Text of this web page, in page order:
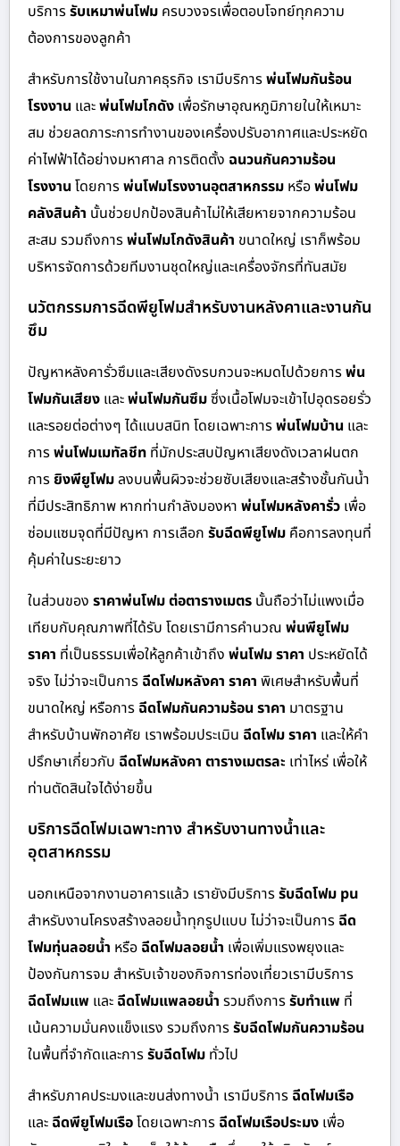
บริการรับเหมาพ่นโฟม ครบวงจรเพื่อตอบโจทย์ทุกความ
ต้องการของลูกค้า
สำหรับการใช้งานในภาคธุรกิจ เรามีบริการพ่นโฟมกันร้อน
โรงงาน และพ่นโฟมโกดัง เพื่อรักษาอุณหภูมิภายในให้เหมาะ
สม ช่วยลดภาระการทำงานของเครื่องปรับอากาศและประหยัด
ค่าไฟฟ้าได้อย่างมหาศาล การติดตั้ง ฉนวนกันความร้อน
โรงงาน โดยการพ่นโฟมโรงงานอุตสาหกรรม หรือพ่นโฟม
คลังสินค้า นั้นช่วยปกป้องสินค้าไม่ให้เสียหายจากความร้อน
สะสม รวมถึงการพ่นโฟมโกดังสินค้า ขนาดใหญ่ เราก็พร้อม
บริหารจัดการด้วยทีมงานชุดใหญ่และเครื่องจักรที่ทันสมัย
นวัตกรรมการฉีดพียูโฟมสำหรับงานหลังคาและงานกัน
ซึม
ปัญหาหลังคารั่วซึมและเสียงดังรบกวนจะหมดไปด้วยการพ่น
โฟมกันเสียง และพ่นโฟมกันซึมซึ่งเนื้อโฟมจะเข้าไปอุดรอยรั่ว
และรอยต่อต่างๆ ได้แนบสนิท โดยเฉพาะการพ่นโฟมบ้าน และ
การพ่นโฟมเมทัลชีท ที่มักประสบปัญหาเสียงดังเวลาฝนตก
การยิงพียูโฟมลงบนพื้นผิวจะช่วยซับเสียงและสร้างชั้นกันน้ำ
ที่มีประสิทธิภาพ หากท่านกำลังมองหา พ่นโฟมหลังคารั่ว เพื่อ
ซ่อมแซมจุดที่มีปัญหา การเลือก รับฉีดพียูโฟม คือการลงทุนที่
คุ้มค่าในระยะยาว
ในส่วนของ ราคาพ่นโฟม ต่อตารางเมตร นั้นถือว่าไม่แพงเมื่อ
เทียบกับคุณภาพที่ได้รับ โดยเรามีการคำนวณ พ่นพียูโฟม
ราคา ที่เป็นธรรมเพื่อให้ลูกค้าเข้าถึง พ่นโฟม ราคา ประหยัดได้
จริง ไม่ว่าจะเป็นการ ฉีดโฟมหลังคา ราคา พิเศษสำหรับพื้นที่
ขนาดใหญ่ หรือการ ฉีดโฟมกันความร้อน ราคา มาตรฐาน
สำหรับบ้านพักอาศัย เราพร้อมประเมิน ฉีดโฟม ราคา และให้คำ
ปรึกษาเกี่ยวกับ ฉีดโฟมหลังคา ตารางเมตรละ เท่าไหร่ เพื่อให้
ท่านตัดสินใจได้ง่ายขึ้น
บริการฉีดโฟมเฉพาะทาง สำหรับงานทางน้ำและ
อุตสาหกรรม
นอกเหนือจากงานอาคารแล้ว เรายังมีบริการรับฉีดโฟม pu
สำหรับงานโครงสร้างลอยน้ำทุกรูปแบบ ไม่ว่าจะเป็นการ ฉีด
โฟมทุ่นลอยน้ำ หรือ ฉีดโฟมลอยน้ำ เพื่อเพิ่มแรงพยุงและ
ป้องกันการจม สำหรับเจ้าของกิจการท่องเที่ยวเรามีบริการ
ฉีดโฟมแพ และ ฉีดโฟมแพลอยน้ำ รวมถึงการรับทำแพ ที่
เน้นความมั่นคงแข็งแรง รวมถึงการรับฉีดโฟมกันความร้อน
ในพื้นที่จำกัดและการรับฉีดโฟม ทั่วไป
สำหรับภาคประมงและขนส่งทางน้ำ เรามีบริการ ฉีดโฟมเรือ
และ ฉีดพียูโฟมเรือโดยเฉพาะการ ฉีดโฟมเรือประมง เพื่อ